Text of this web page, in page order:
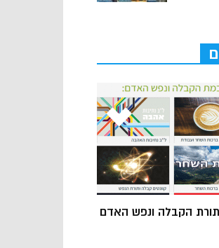
הקבלה ונפש האדם